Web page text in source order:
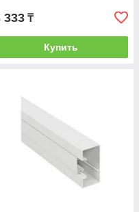
333 ₸
Купить